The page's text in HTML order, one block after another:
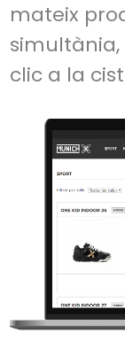
mateix
clic a la